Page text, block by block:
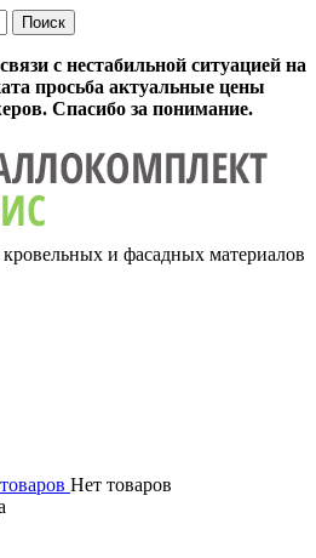
с нестабильной ситуацией на
просьба актуальные цены
Спасибо за понимание.
и фасадных материалов
Нет товаров